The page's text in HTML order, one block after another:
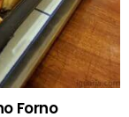
Forno